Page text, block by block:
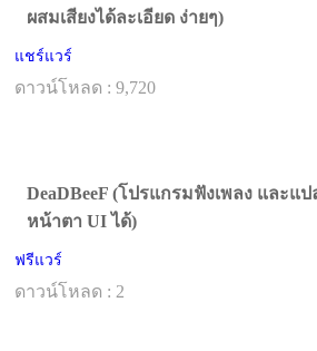
ผสมเสียงได้ละเอียด ง่ายๆ)
แชร์แวร์
ดาวน์โหลด : 9,720
DeaDBeeF (โปรแกรมฟังเพลง และแ
หน้าตา UI ได้)
ฟรีแวร์
ดาวน์โหลด : 2